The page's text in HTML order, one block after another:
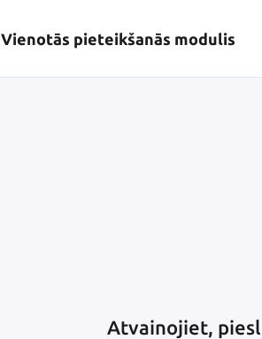
Vienotās pieteikšanās modulis
Atvainojiet,